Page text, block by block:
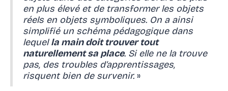
en plus élevé et de transformer les objets
réels en objets symboliques. On a ainsi
simplifié un schéma pédagogique dans
lequella main doit trouver tout
naturellement sa place. Si elle ne la trouve
pas, des troubles d’apprentissages,
risquent bien de survenir. »